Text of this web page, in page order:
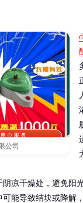
公司
凉干燥处，避免阳
能导致结块或降解